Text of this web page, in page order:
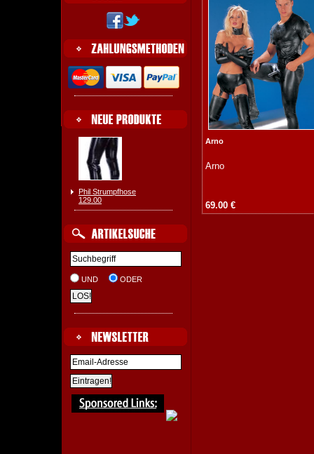
Phil Strumpfhose
129.00
UND ODER
Arno
Arno
69.00 €